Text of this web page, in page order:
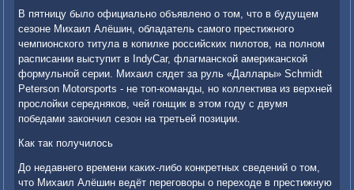
В пятницу было официально объявлено о том, что в будущем
сезоне Михаил Алёшин, обладатель самого престижного
чемпионского титула в копилке российских пилотов, на полном
расписании выступит в IndyCar, флагманской американской
формульной серии. Михаил сядет за руль «Даллары» Schmidt
Peterson Motorsports - не топ-команды, но коллектива из верхней
прослойки середняков, чей гонщик в этом году с двумя
победами закончил сезон на третьей позиции.
Как так получилось
До недавнего времени каких-либо конкретных сведений о том,
что Михаил Алёшин ведёт переговоры о переходе в престижную